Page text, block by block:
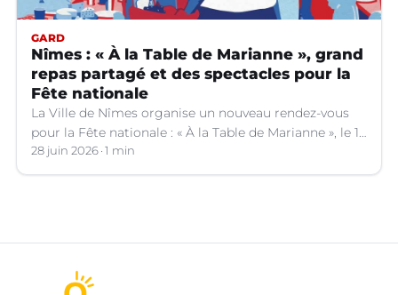
GARD
Nîmes : « À la Table de Marianne », grand
repas partagé et des spectacles pour la
Fête nationale
La Ville de Nîmes organise un nouveau rendez-vous
pour la Fête nationale : « À la Table de Marianne », le 13
juillet prochain.
28 juin 2026 1 min